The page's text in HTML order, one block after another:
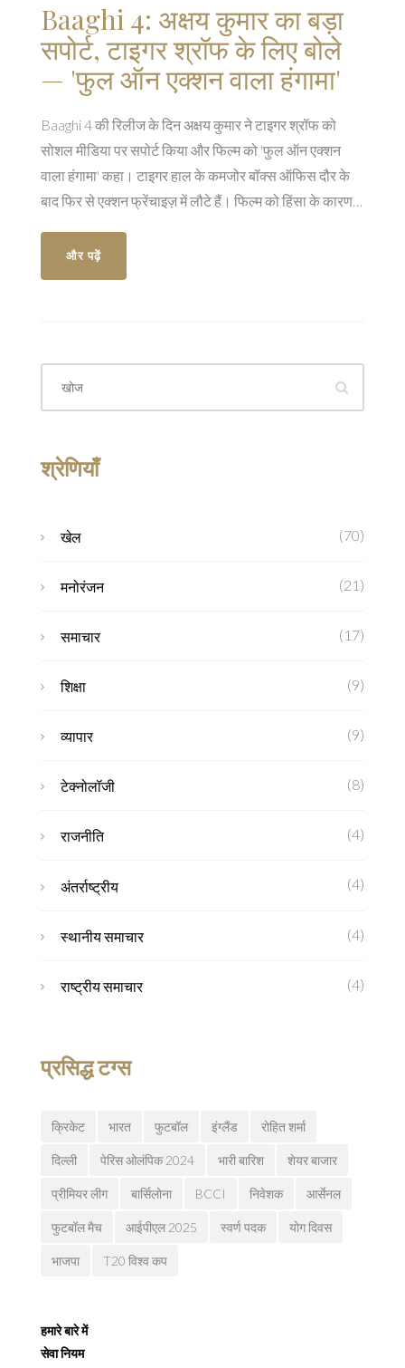
Baaghi 4: अक्षय कुमार का बड़ा
सपोर्ट, टाइगर श्रॉफ के लिए बोले
— 'फुल ऑन एक्शन वाला हंगामा'
Baaghi 4 की रिलीज के दिन अक्षय कुमार ने टाइगर श्रॉफ को
सोशल मीडिया पर सपोर्ट किया और फिल्म को 'फुल ऑन एक्शन
वाला हंगामा' कहा। टाइगर हाल के कमजोर बॉक्स ऑफिस दौर के
बाद फिर से एक्शन फ्रेंचाइज़ में लौटे हैं। फिल्म को हिंसा के कारण A
बॉलीवुड डेब्यू कर रही हैं।
और पढ़ें
श्रेणियाँ
खेल (70)
मनोरंजन (21)
समाचार (17)
शिक्षा (9)
व्यापार (9)
टेक्नोलॉजी (8)
राजनीति (4)
अंतर्राष्ट्रीय (4)
स्थानीय समाचार (4)
राष्ट्रीय समाचार (4)
प्रसिद्ध टग्स
क्रिकेट भारत फुटबॉल इंग्लैंड रोहित शर्मा
दिल्ली पेरिस ओलंपिक 2024 भारी बारिश शेयर बाजार
प्रीमियर लीग बार्सिलोना BCCI निवेशक आर्सेनल
फुटबॉल मैच आईपीएल 2025 स्वर्ण पदक योग दिवस
भाजपा T20 विश्व कप
हमारे बारे में
सेवा नियम